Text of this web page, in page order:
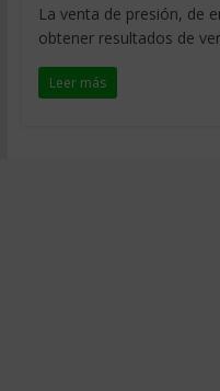
La venta de presión, de
obtener resultados de
Leer más